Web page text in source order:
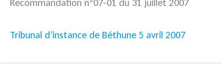
Recommandation n°07-01 du 31 juillet 2007
Tribunal d’instance de Béthune 5 avril 2007